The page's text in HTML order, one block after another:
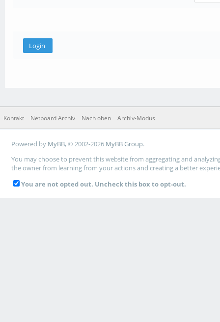
Kontakt Netboard Archiv Nach oben Archiv-Modus
Powered by MyBB, © 2002-2026 MyBB Group.
You may choose to prevent this website from aggregating and
the owner from learning from your actions and creating a better
You are not opted out. Uncheck this box to opt-out.